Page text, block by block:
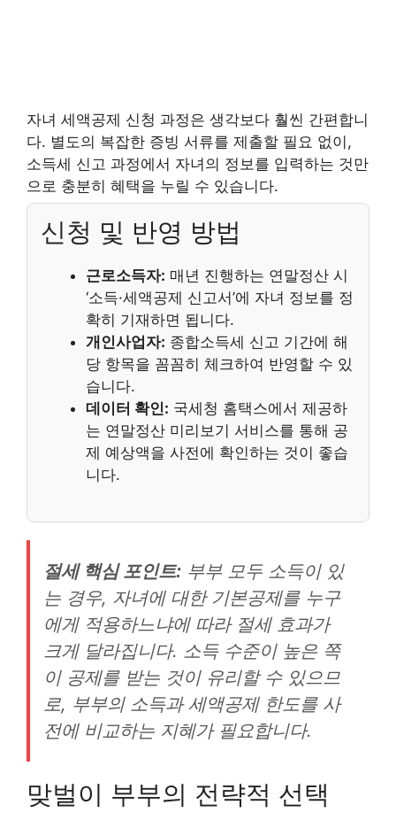
자녀 세액공제 신청 과정은 생각보다 훨씬 간편합니
다. 별도의 복잡한 증빙 서류를 제출할 필요 없이,
소득세 신고 과정에서 자녀의 정보를 입력하는 것만
으로 충분히 혜택을 누릴 수 있습니다.
신청 및 반영 방법
근로소득자: 매년 진행하는 연말정산 시
‘소득·세액공제 신고서’에 자녀 정보를 정
확히 기재하면 됩니다.
개인사업자: 종합소득세 신고 기간에 해
당 항목을 꼼꼼히 체크하여 반영할 수 있
습니다.
데이터 확인: 국세청 홈택스에서 제공하
는 연말정산 미리보기 서비스를 통해 공
제 예상액을 사전에 확인하는 것이 좋습
니다.
절세 핵심 포인트: 부부 모두 소득이 있
는 경우, 자녀에 대한 기본공제를 누구
에게 적용하느냐에 따라 절세 효과가
크게 달라집니다. 소득 수준이 높은 쪽
이 공제를 받는 것이 유리할 수 있으므
로, 부부의 소득과 세액공제 한도를 사
전에 비교하는 지혜가 필요합니다.
맞벌이 부부의 전략적 선택